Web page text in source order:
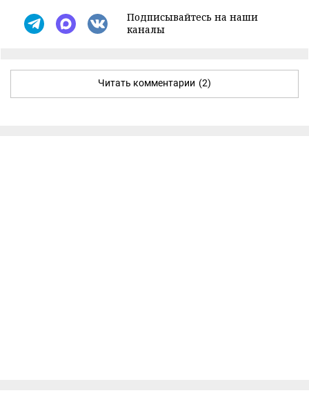
Подписывайтесь на наши
каналы
Читать комментарии (2)